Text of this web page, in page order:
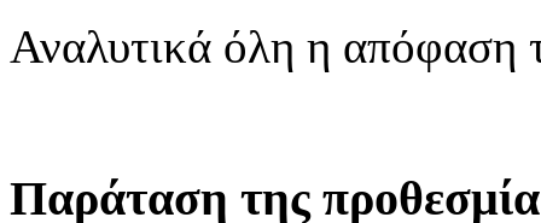
Αναλυτικά όλη η
Παράταση της